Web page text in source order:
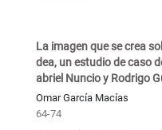
La imagen que se crea
dea, un estudio de caso
abriel Nuncio y Rodrigo
Omar García Macías
64-74